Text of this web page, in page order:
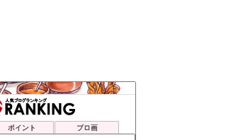
ポイント ブロ画